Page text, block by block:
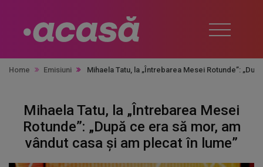
Home Emisiuni Mihaela Tatu, la „Întrebarea Mesei Rotunde”:
Mihaela Tatu, la „Întrebarea Mesei
Rotunde”: „După ce era să mor, am
vândut casa și am plecat în lume”